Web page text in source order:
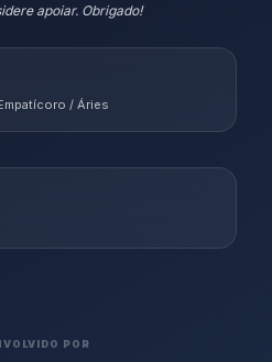
apoiar. Obrigado!
/ Áries
POR